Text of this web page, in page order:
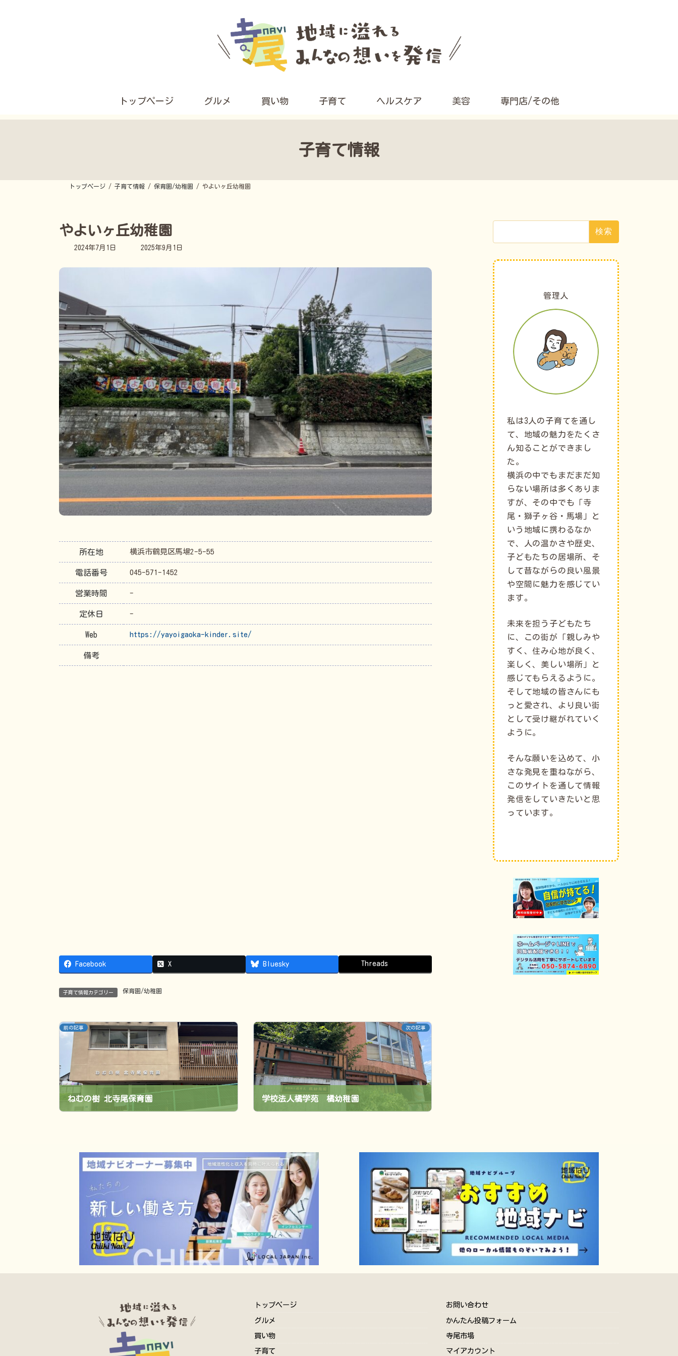
トップページ グルメ 買い物 子育て ヘルスケア 美容 専門店/その他
子育て情報
トップページ 子育て情報 保育園/幼稚園 やよいヶ丘幼稚園
やよいヶ丘幼稚園
2024年7月1日
最
新
2025年9月1日
所在地 横浜市鶴見区馬場2-5-55
電話番号 045-571-1452
営業時間 -
定休日 -
Web https://yayoigaoka-kinder.site/
備考
Facebook X Bluesky Threads
子育て情報カテゴリー 保育園/幼稚園
前の記事
ねむの樹 北寺尾保育園
次の記事
学校法人橘学苑 橘幼稚園
検
管理人
私は3人の子育てを通し
て、地域の魅力をたくさ
ん知ることができまし
た。
横浜の中でもまだまだ知
らない場所は多くありま
すが、その中でも「寺
尾・獅子ヶ谷・馬場」と
いう地域に携わるなか
で、人の温かさや歴史、
子どもたちの居場所、そ
して昔ながらの良い風景
や空間に魅力を感じてい
ます。
未来を担う子どもたち
に、この街が「親しみや
すく、住み心地が良く、
楽しく、美しい場所」と
感じてもらえるように。
そして地域の皆さんにも
っと愛され、より良い街
として受け継がれていく
ように。
そんな願いを込めて、小
さな発見を重ねながら、
このサイトを通して情報
発信をしていきたいと思
っています。
トップページ
グルメ
買い物
子育て
お問い合わせ
かんたん投稿フォーム
寺尾市場
マイアカウント